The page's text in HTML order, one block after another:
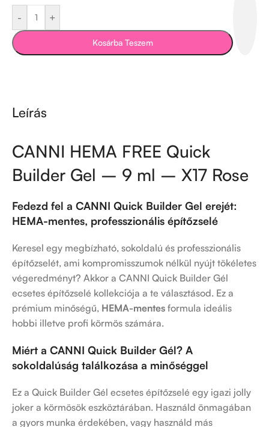
- +
Kosárba Teszem
Leírás
CANNI HEMA FREE Quick
Builder Gel – 9 ml – X17 Rose
Fedezd fel a CANNI Quick Builder Gel erejét:
HEMA-mentes, professzionális építőzselé
Keresel egy megbízható, sokoldalú és professzionális
építőzselét, ami kompromisszumok nélkül nyújt tökéletes
végeredményt? Akkor a CANNI Quick Builder Gél
ecsetes építőzselé kollekciója a te választásod. Ez a
prémium minőségű, HEMA-mentes formula ideális
hobbi illetve profi körmös számára.
Miért a CANNI Quick Builder Gél? A
sokoldalúság találkozása a minőséggel
Ez a Quick Builder Gél ecsetes építőzselé egy igazi jolly
joker a körmösök eszköztárában. Használd önmagában
a gyors munka érdekében, vagy használd más